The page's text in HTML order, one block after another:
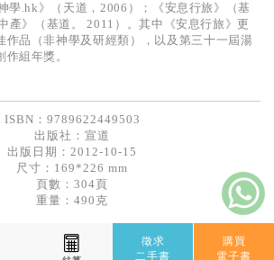
學.hk》（天道，2006）；《安息行旅》（基
產》（基道。 2011）。其中《安息行旅》更
作品（非神學及研經類），以及第三十一屆湯
組年獎。
ISBN：9789622449503
出版社： 宣道
出版日期：2012-10-15
尺寸：169*226 mm
頁數：304頁
重量：490克
徵求
二手書
購買
電子書